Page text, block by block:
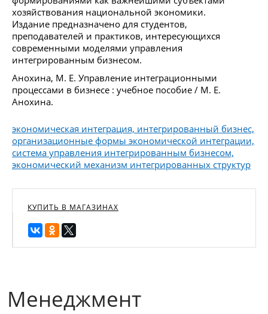
хозяйствования национальной экономики.
Издание предназначено для студентов,
преподавателей и практиков, интересующихся
современными моделями управления
интегрированным бизнесом.
Анохина, М. Е. Управление интеграционными
процессами в бизнесе : учебное пособие / М. Е.
Анохина.
экономическая интеграция, интегрированный бизнес,
организационные формы экономической интеграции,
система управления интегрированным бизнесом,
экономический механизм интегрированных структур
КУПИТЬ В МАГАЗИНАХ
Менеджмент